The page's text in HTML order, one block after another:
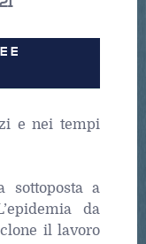
E
e nei tempi
sottoposta a
da
il lavoro